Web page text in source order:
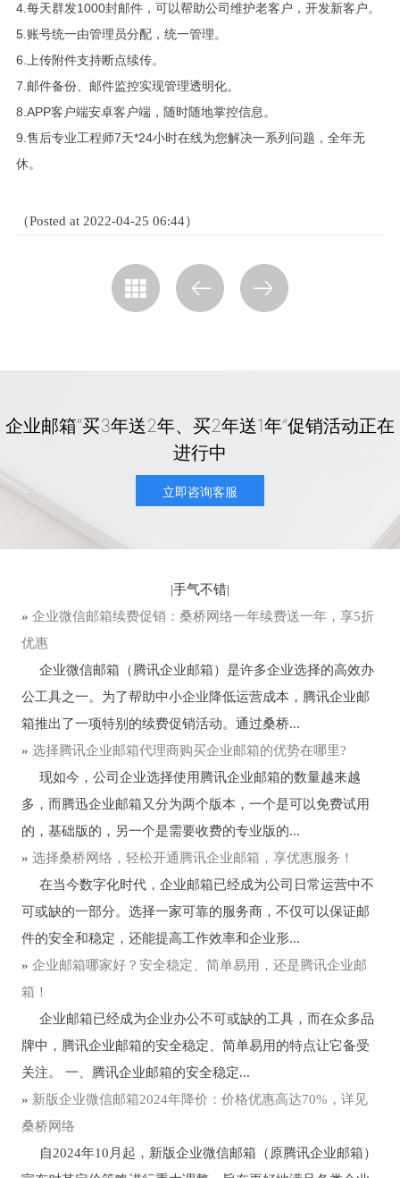
4.每天群发1000封邮件，可以帮助公司维护老客户，开发新客户。
5.账号统一由管理员分配，统一管理。
6.上传附件支持断点续传。
7.邮件备份、邮件监控实现管理透明化。
8.APP客户端安卓客户端，随时随地掌控信息。
9.售后专业工程师7天*24小时在线为您解决一系列问题，全年无
休。
（Posted at 2022-04-25 06:44）
企业邮箱“买3年送2年、买2年送1年”促销活动正在
进行中
立即咨询客服
|手气不错|
» 企业微信邮箱续费促销：桑桥网络一年续费送一年，享5折
优惠
企业微信邮箱（腾讯企业邮箱）是许多企业选择的高效办
公工具之一。为了帮助中小企业降低运营成本，腾讯企业邮
箱推出了一项特别的续费促销活动。通过桑桥...
» 选择腾讯企业邮箱代理商购买企业邮箱的优势在哪里?
现如今，公司企业选择使用腾讯企业邮箱的数量越来越
多，而腾迅企业邮箱又分为两个版本，一个是可以免费试用
的，基础版的，另一个是需要收费的专业版的...
» 选择桑桥网络，轻松开通腾讯企业邮箱，享优惠服务！
在当今数字化时代，企业邮箱已经成为公司日常运营中不
可或缺的一部分。选择一家可靠的服务商，不仅可以保证邮
件的安全和稳定，还能提高工作效率和企业形...
» 企业邮箱哪家好？安全稳定、简单易用，还是腾讯企业邮
箱！
企业邮箱已经成为企业办公不可或缺的工具，而在众多品
牌中，腾讯企业邮箱的安全稳定、简单易用的特点让它备受
关注。 一、腾讯企业邮箱的安全稳定...
» 新版企业微信邮箱2024年降价：价格优惠高达70%，详见
桑桥网络
自2024年10月起，新版企业微信邮箱（原腾讯企业邮箱）